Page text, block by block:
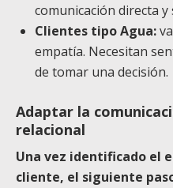
comunicación directa y
Clientes tipo Agua:
empatía. Necesitan
de tomar una decisión.
Adaptar la
relacional
Una vez identificado el
cliente, el siguiente